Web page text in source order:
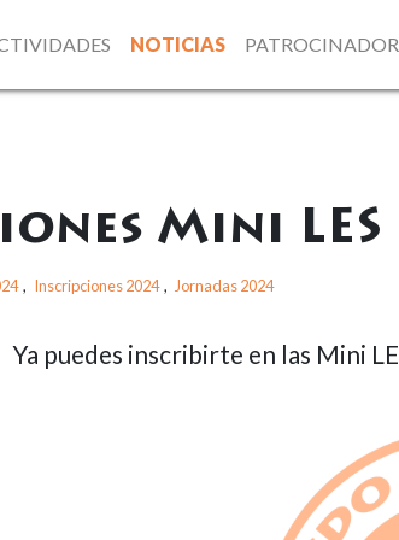
NOTICIAS
Mini
, Inscripciones 2024 , Jornadas 2024
Ya puedes inscribirte en las Mini